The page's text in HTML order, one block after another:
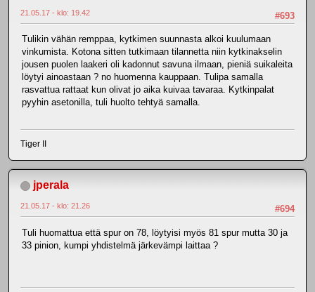
#693
21.05.17 - klo: 19.42
Tulikin vähän remppaa, kytkimen suunnasta alkoi kuulumaan
vinkumista. Kotona sitten tutkimaan tilannetta niin kytkinakselin
jousen puolen laakeri oli kadonnut savuna ilmaan, pieniä suikaleita
löytyi ainoastaan ? no huomenna kauppaan. Tulipa samalla
rasvattua rattaat kun olivat jo aika kuivaa tavaraa. Kytkinpalat
pyyhin asetonilla, tuli huolto tehtyä samalla.
Tiger II
jperala
#694
21.05.17 - klo: 21.26
Tuli huomattua että spur on 78, löytyisi myös 81 spur mutta 30 ja
33 pinion, kumpi yhdistelmä järkevämpi laittaa ?